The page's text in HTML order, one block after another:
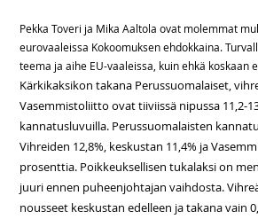
Pekka Toveri ja Mika Aaltola ovat molemmat
eurovaaleissa Kokoomuksen ehdokkaina.
teema ja aihe EU-vaaleissa, kuin ehkä koskaan
Kärkikaksikon takana Perussuomalaiset,
Vasemmistoliitto ovat tiiviissä nipussa 11,2-
kannatusluvuilla. Perussuomalaisten
Vihreiden 12,8%, keskustan 11,4% ja
prosenttia. Poikkeuksellisen tukalaksi on
juuri ennen puheenjohtajan vaihdosta.
nousseet keskustan edelleen ja takana vain